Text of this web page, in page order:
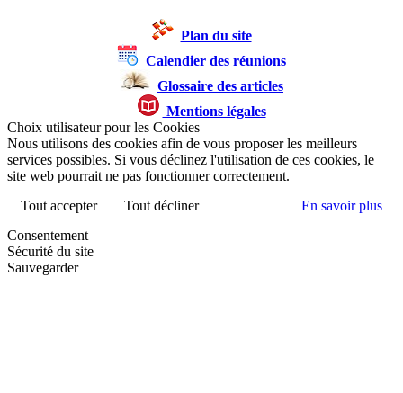
Plan du site
Calendier des réunions
Glossaire des articles
Mentions légales
Choix utilisateur pour les Cookies
Nous utilisons des cookies afin de vous proposer les meilleurs
services possibles. Si vous déclinez l'utilisation de ces cookies, le
site web pourrait ne pas fonctionner correctement.
Tout accepter
Tout décliner
En savoir plus
Consentement
Sécurité du site
Sauvegarder